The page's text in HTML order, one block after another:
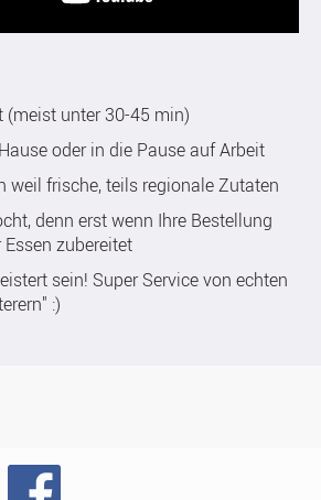
(meist unter 30-45 min)
oder in die Pause auf Arbeit
weil frische, teils regionale Zutaten
denn erst wenn Ihre Bestellung
zubereitet
sein! Super Service von echten
:)